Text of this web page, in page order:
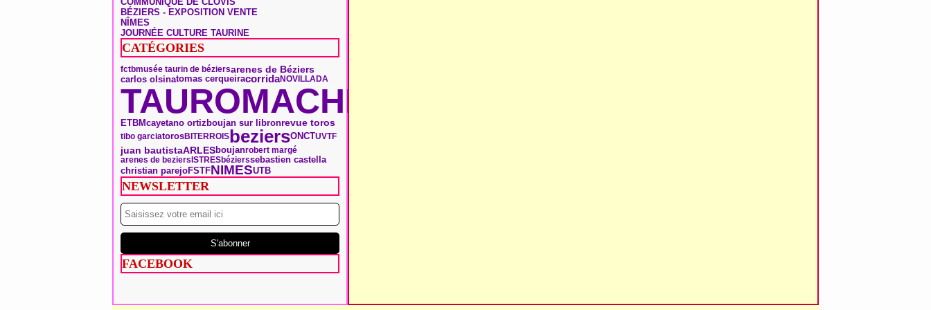
BÉZIERS - EXPOSITION VENTE
NÎMES
JOURNÉE CULTURE TAURINE
CATÉGORIES
fctbmusée taurin de béziersarenes de Béziers
carlos olsinatomas cerqueiracorridaNOVILLADA
TAUROMACHIE
ETBMcayetano ortiz boujan sur libronrevue toros
tibo garciatorosBITERROISbeziersONCTUVTF
juan bautistaARLESboujanrobert margé
arenes de beziersISTRESbézierssebastien castella
christian parejoFSTFNIMESUTB
NEWSLETTER
FACEBOOK